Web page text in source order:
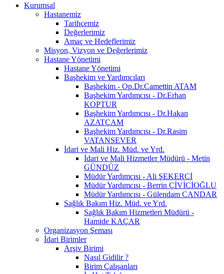
Kurumsal
Hastanemiz
Tarihçemiz
Değerlerimiz
Amaç ve Hedeflerimiz
Misyon, Vizyon ve Değerlerimiz
Hastane Yönetimi
Hastane Yönetimi
Başhekim ve Yardımcıları
Başhekim - Op.Dr.Camettin ATAM
Başhekim Yardımcısı - Dr.Erhan
KOPTUR
Başhekim Yardımcısı - Dr.Hakan
AZATÇAM
Başhekim Yardımcısı - Dr.Rasim
VATANSEVER
İdari ve Mali Hiz. Müd. ve Yrd.
İdari ve Mali Hizmetler Müdürü - Metin
GÜNDÜZ
Müdür Yardımcısı - Ali ŞEKERCİ
Müdür Yardımcısı - Berrin ÇİVİCİOĞLU
Müdür Yardımcısı - Gülendam CANDAR
Sağlık Bakım Hiz. Müd. ve Yrd.
Sağlık Bakım Hizmetleri Müdürü -
Hamide KAÇAR
Organizasyon Şeması
İdari Birimler
Arşiv Birimi
Nasıl Gidilir ?
Birim Çalışanları